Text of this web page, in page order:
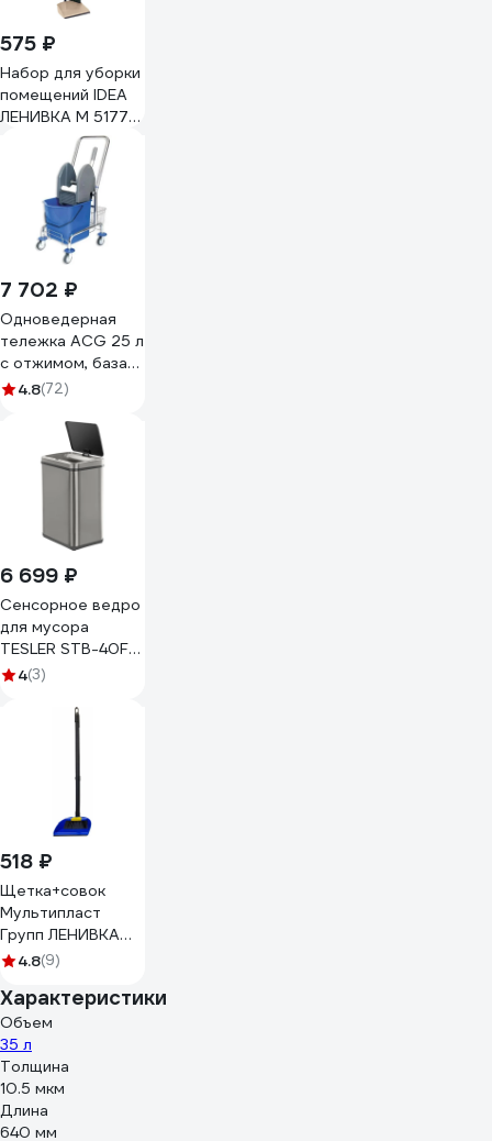
575 ₽
Набор для уборки
помещений IDEA
ЛЕНИВКА М 5177
7 702 ₽
Одноведерная
тележка ACG 25 л
с отжимом, база
хром, корзина для
1002372
4.8(72)
6 699 ₽
Сенсорное ведро
для мусора
TESLER STB-40F
INOX
4(3)
518 ₽
Щетка+совок
Мультипласт
Групп ЛЕНИВКА
ЛЮСИ черные
MPG962830
4.8(9)
Характеристики
Объем
35 л
Толщина
10.5 мкм
Длина
640 мм